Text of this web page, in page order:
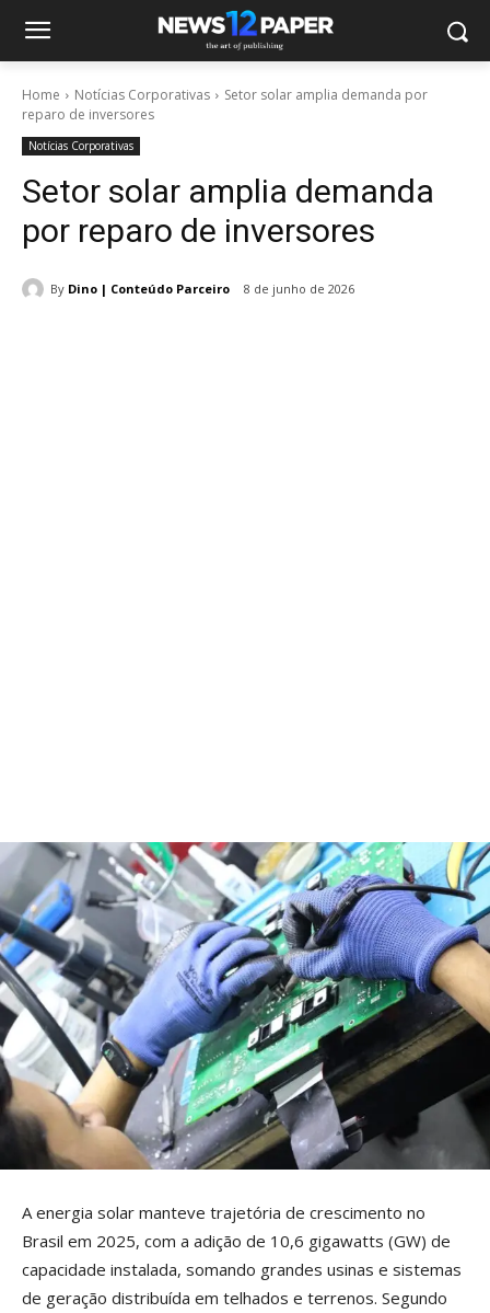
Home Notícias Corporativas
Setor solar amplia demanda por
reparo de inversores
Notícias Corporativas
Setor solar amplia demanda
por reparo de inversores
By Dino | Conteúdo Parceiro 8 de junho de 2026
A energia solar manteve trajetória de crescimento no
Brasil em 2025, com a adição de 10,6 gigawatts (GW) de
capacidade instalada, somando grandes usinas e sistemas
de geração distribuída em telhados e terrenos. Segundo